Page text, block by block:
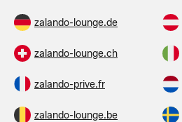
zalando-lounge.de
zalando-lounge.ch
zalando-prive.fr
zalando-lounge.be